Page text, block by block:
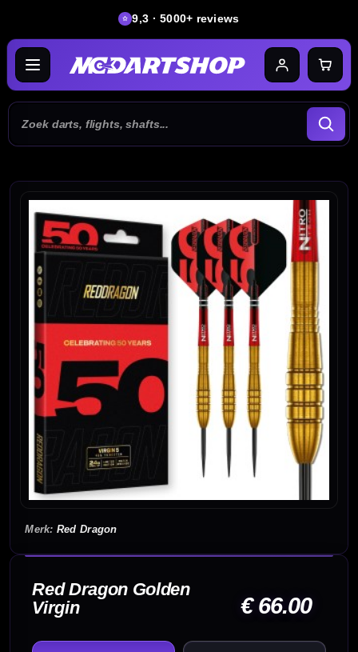
9,3 · 5000+ reviews
Red Dragon
Red Dragon Golden
Virgin
€ 66.00